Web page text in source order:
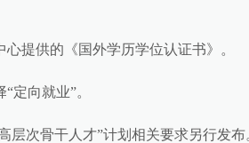
提供的《国外学历学位认证书》。
定向就业”。
层次骨干人才”计划相关要求另行发布